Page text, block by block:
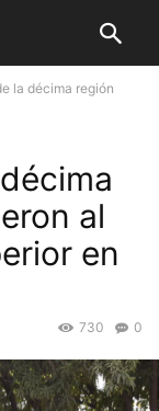
la décima región
al
en
0
730